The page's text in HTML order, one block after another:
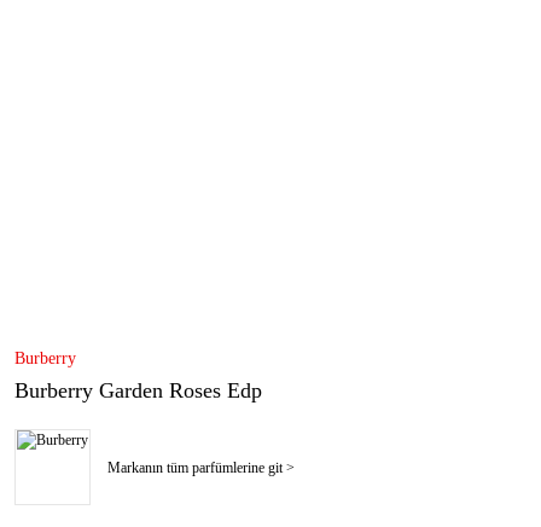
Burberry
Burberry Garden Roses Edp
Markanın tüm parfümlerine git >